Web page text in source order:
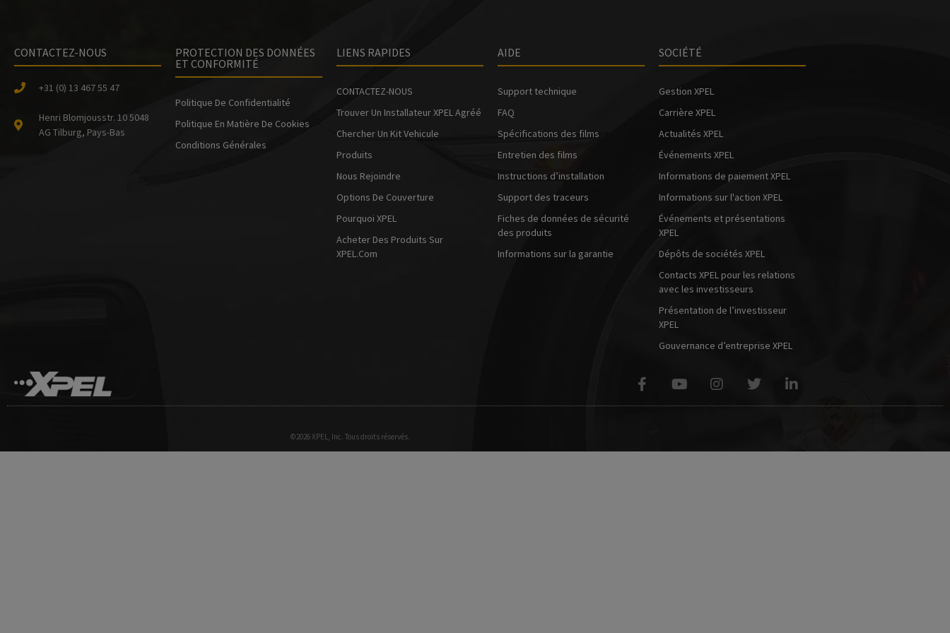
o
CONTACTEZ-NOUS
+31 (0) 13 467 55 47
Henri Blomjousstr. 10 5048
AG Tilburg, Pays-Bas
PROTECTION DES DONNÉES
ET CONFORMITÉ
Politique De Confidentialité
Politique En Matière De Cookies
Conditions Générales
LIENS RAPIDES
CONTACTEZ-NOUS
Trouver Un Installateur XPEL Agréé
Chercher Un Kit Vehicule
Produits
Nous Rejoindre
Options De Couverture
Pourquoi XPEL
Acheter Des Produits Sur
XPEL.com
AIDE
Support technique
FAQ
Spécifications des films
Entretien des films
Instructions d’installation
Support des traceurs
Fiches de données de sécurité
des produits
Informations sur la garantie
SOCIÉTÉ
Gestion XPEL
Carrière XPEL
Actualités XPEL
Événements XPEL
Informations de paiement XPEL
Informations sur l'action XPEL
Événements et présentations
XPEL
Dépôts de sociétés XPEL
Contacts XPEL pour les relations
avec les investisseurs
Présentation de l’investisseur
XPEL
Gouvernance d’entreprise XPEL
©2026 XPEL, Inc. Tous droits réservés.